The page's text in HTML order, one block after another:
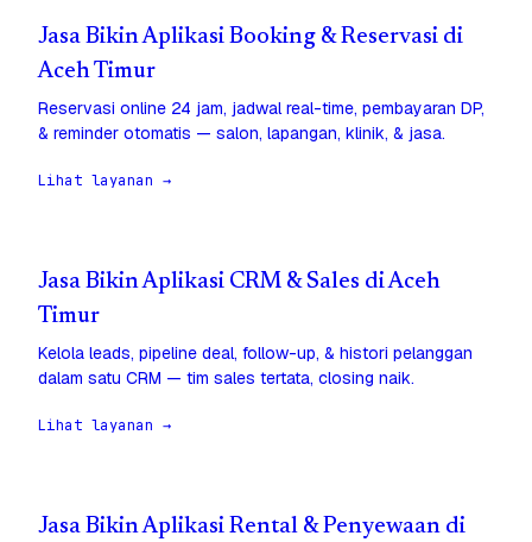
Jasa Bikin Aplikasi Booking & Reservasi di
Aceh Timur
Reservasi online 24 jam, jadwal real-time, pembayaran DP,
& reminder otomatis — salon, lapangan, klinik, & jasa.
Lihat layanan →
Jasa Bikin Aplikasi CRM & Sales di Aceh
Timur
Kelola leads, pipeline deal, follow-up, & histori pelanggan
dalam satu CRM — tim sales tertata, closing naik.
Lihat layanan →
Jasa Bikin Aplikasi Rental & Penyewaan di